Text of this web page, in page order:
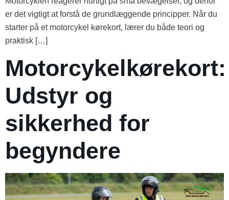
er det vigtigt at forstå de grundlæggende principper. Når du
starter på et motorcykel kørekort, lærer du både teori og
praktisk […]
Motorcykelkørekort:
Udstyr og
sikkerhed for
begyndere